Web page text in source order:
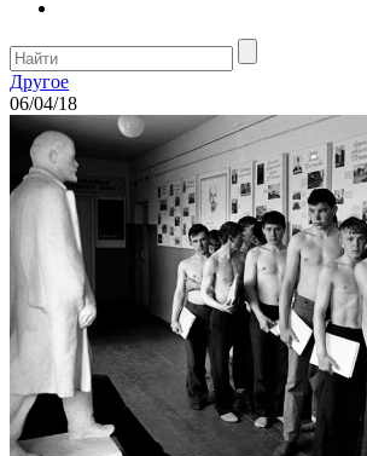
Другое
06/04/18